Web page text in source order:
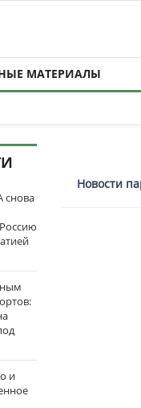
МАТЕРИАЛЫ
снова
и
Новости